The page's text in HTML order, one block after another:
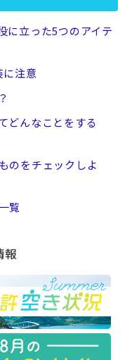
に立った5つのアイテ
注意
どんなことをする
のをチェックしよ
覧
報